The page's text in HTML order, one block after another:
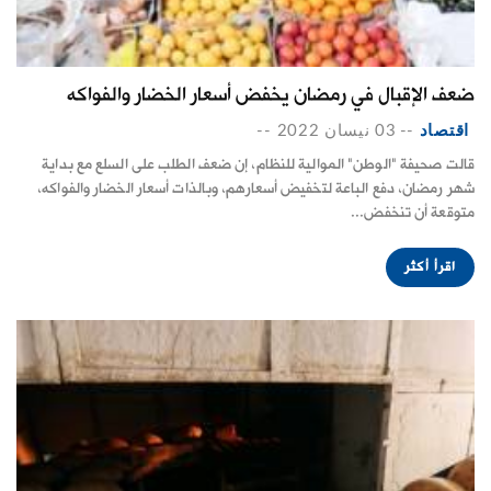
ضعف الإقبال في رمضان يخفض أسعار الخضار والفواكه
اقتصاد -- 03 نيسان 2022 --
قالت صحيفة "الوطن" الموالية للنظام، إن ضعف الطلب على السلع مع بداية
شهر رمضان، دفع الباعة لتخفيض أسعارهم، وبالذات أسعار الخضار والفواكه،
متوقعة أن تنخفض...
اقرأ أكثر